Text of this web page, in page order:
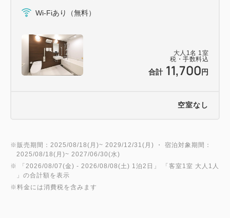
大人 1 名 1 室
税・手数料込
合計 11,700 円
Wi-Fiあり（無料）
空室なし
※販売期間：2025/08/18(月)~ 2029/12/31(月) ・ 宿泊対象期間：
2025/08/18(月)~ 2027/06/30(水)
※ 「 2026/08/07(金) - 2026/08/08(土) 1泊2日 」 「客室1室 大人1人
」の合計額を表示
※料金には消費税を含みます